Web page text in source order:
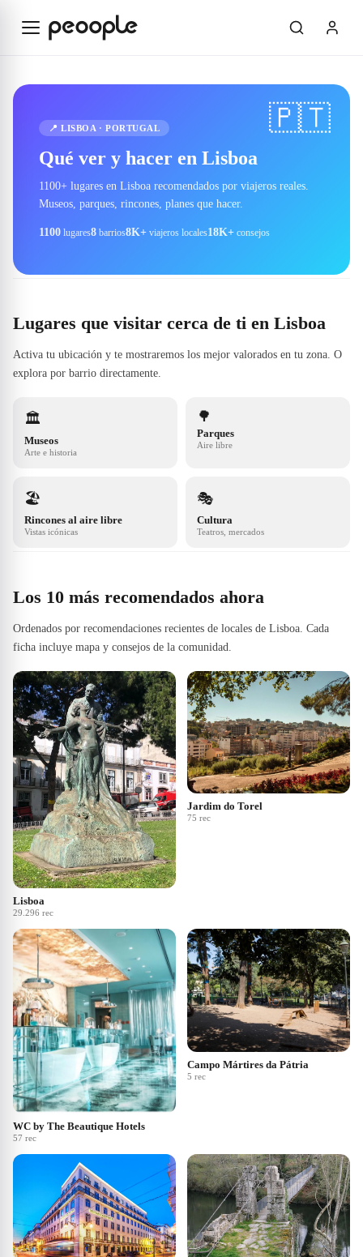
🇵🇹
📍LISBOA ·PORTUGAL
Qué ver y hacer en Lisboa
1100+ lugares en Lisboa recomendados por viajeros reales.
Museos, parques, rincones, planes que hacer.
1100 lugares8 barrios8K+ viajeros locales18K+ consejos
Lugares que visitar cerca de ti en Lisboa
Activa tu ubicación y te mostraremos los mejor valorados en tu zona. O
explora por barrio directamente.
🏛️
Museos
Arte e historia
🌳
Parques
Aire libre
🏖️
Rincones al aire libre
Vistas icónicas
🎭
Cultura
Teatros, mercados
Los 10 más recomendados ahora
Ordenados por recomendaciones recientes de locales de Lisboa. Cada
ficha incluye mapa y consejos de la comunidad.
Lisboa
29.296 rec
Jardim do Torel
75 rec
WC by The Beautique Hotels
57 rec
Campo Mártires da Pátria
5 rec